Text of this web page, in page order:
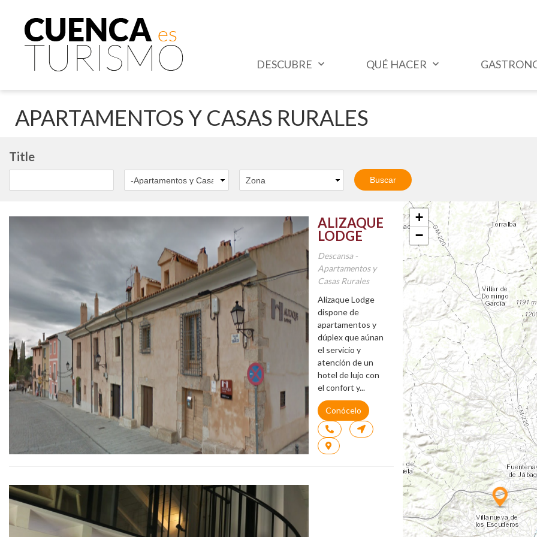
DESCUBRE QUÉ HACER
APARTAMENTOS Y CASAS RURALES
Title
ALIZAQUE
LODGE
Descansa -
Apartamentos y
Casas Rurales
Alizaque Lodge
dispone de
apartamentos y
dúplex que aúnan
el servicio y
atención de un
hotel de lujo con
el confort y...
Conócelo
+
−